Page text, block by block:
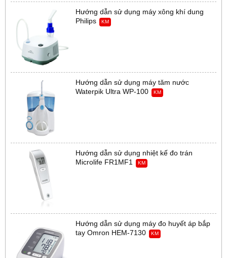
Hướng dẫn sử dụng máy xông khí dung
Philips
KM
Hướng dẫn sử dụng máy tăm nước
Waterpik Ultra WP-100
KM
Hướng dẫn sử dụng nhiệt kế đo trán
Microlife FR1MF1
KM
Hướng dẫn sử dụng máy đo huyết áp bắp
tay Omron HEM-7130
KM